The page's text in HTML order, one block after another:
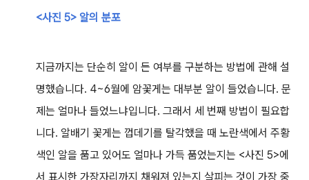
<사진 5> 알의 분포
지금까지는 단순히 알이 든 여부를 구분하는 방법에 관해 설
명했습니다. 4~6월에 암꽃게는 대부분 알이 들었습니다. 문
제는 얼마나 들었느냐입니다. 그래서 세 번째 방법이 필요합
니다. 알배기 꽃게는 껍데기를 탈각했을 때 노란색에서 주황
색인 알을 품고 있어도 얼마나 가득 품었는지는 <사진 5>에
서 표시한 가장자리까지 채워져 있는지 살피는 것이 가장 중